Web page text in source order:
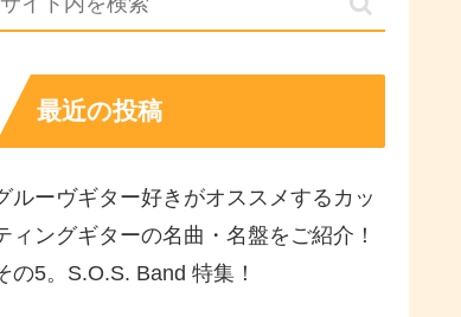
最近の投稿
ルーヴギター好きがオススメするカッ
ィングギターの名曲・名盤をご紹介！
の5。S.O.S. Band 特集！